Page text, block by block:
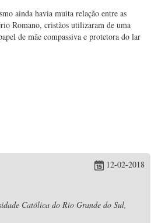
ainda havia muita relação entre as
Romano, cristãos utilizaram de uma
de mãe compassiva e protetora do lar
12-02-2018
Católica do Rio Grande do Sul,